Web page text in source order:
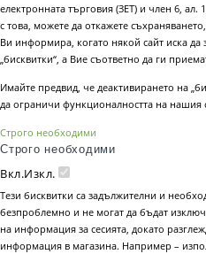
електронната търговия (ЗЕТ) и член 6, ал.
с това, можете да откажете
Ви информира, когато някой сайт иска да
„бисквитки“, а Вие съответно да ги
Имайте предвид, че деактивирането на
да ограничи функционалността на нашия
Строго необходими
Строго необходими
Вкл.Изкл.
Тези бисквитки са задължителни и
безпроблемно и не могат да бъдат
на информация за сесията, докато
информация в магазина. Например –